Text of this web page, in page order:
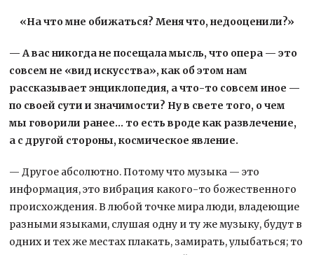
«На что мне обижаться? Меня что, недооценили?»
— А вас никогда не посещала мысль, что опера — это
совсем не «вид искусства», как об этом нам
рассказывает энциклопедия, а что-то совсем иное —
по своей сути и значимости? Ну в свете того, о чем
мы говорили ранее… то есть вроде как развлечение,
а с другой стороны, космическое явление.
— Другое абсолютно. Потому что музыка — это
информация, это вибрация какого-то божественного
происхождения. В любой точке мира люди, владеющие
разными языками, слушая одну и ту же музыку, будут в
одних и тех же местах плакать, замирать, улыбаться; то